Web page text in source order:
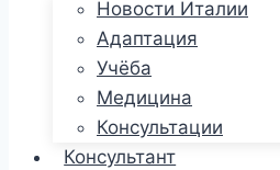
Новости Италии
Адаптация
Учёба
Медицина
Консультации
Консультант